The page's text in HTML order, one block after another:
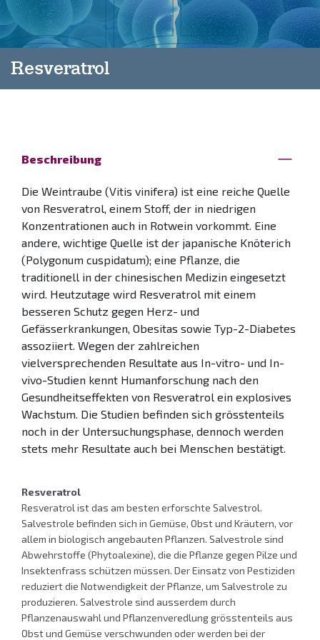
Resveratrol
Beschreibung
Die Weintraube (Vitis vinifera) ist eine reiche Quelle
von Resveratrol, einem Stoff, der in niedrigen
Konzentrationen auch in Rotwein vorkommt. Eine
andere, wichtige Quelle ist der japanische Knöterich
(Polygonum cuspidatum); eine Pflanze, die
traditionell in der chinesischen Medizin eingesetzt
wird. Heutzutage wird Resveratrol mit einem
besseren Schutz gegen Herz- und
Gefässerkrankungen, Obesitas sowie Typ-2-Diabetes
assoziiert. Wegen der zahlreichen
vielversprechenden Resultate aus In-vitro- und In-
vivo-Studien kennt Humanforschung nach den
Gesundheitseffekten von Resveratrol ein explosives
Wachstum. Die Studien befinden sich grösstenteils
noch in der Untersuchungsphase, dennoch werden
stets mehr Resultate auch bei Menschen bestätigt.
Resveratrol
Resveratrol ist das am besten erforschte Salvestrol.
Salvestrole befinden sich in Gemüse, Obst und Kräutern, vor
allem in biologisch angebauten Pflanzen. Salvestrole sind
Abwehrstoffe (Phytoalexine), die die Pflanze gegen Pilze und
Insektenfrass schützen müssen. Der Einsatz von Pestiziden
reduziert die Notwendigkeit der Pflanze, um Salvestrole zu
produzieren. Salvestrole sind ausserdem durch
Pflanzenauswahl und Pflanzenveredlung grösstenteils aus
Obst und Gemüse verschwunden oder werden bei der